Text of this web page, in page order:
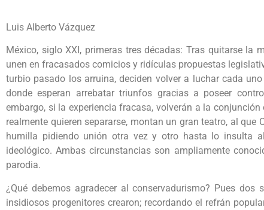
Luis Alberto Vázquez
México, siglo XXI, primeras tres décadas: Tras quitarse la
unen en fracasados comicios y ridículas propuestas
turbio pasado los arruina, deciden volver a luchar cada
donde esperan arrebatar triunfos gracias a poseer
embargo, si la experiencia fracasa, volverán a la
realmente quieren separarse, montan un gran teatro, al
humilla pidiendo unión otra vez y otro hasta lo insulta
ideológico. Ambas circunstancias son ampliamente
parodia.
¿Qué debemos agradecer al conservadurismo? Pues
insidiosos progenitores crearon; recordando el refrán